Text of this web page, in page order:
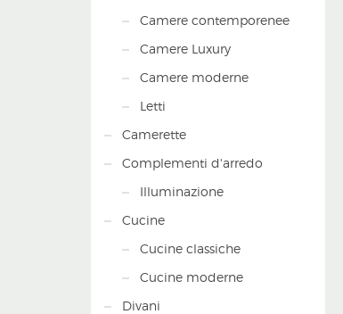
Camere contemporenee
Camere Luxury
Camere moderne
Letti
Camerette
Complementi d'arredo
Illuminazione
Cucine
Cucine classiche
Cucine moderne
Divani